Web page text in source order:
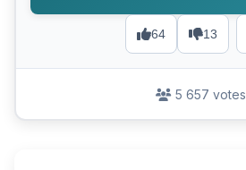
64 13
5 657 votes